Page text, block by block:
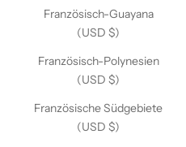
Französisch-Guayana
(USD $)
Französisch-Polynesien
(USD $)
Französische Südgebiete
(USD $)